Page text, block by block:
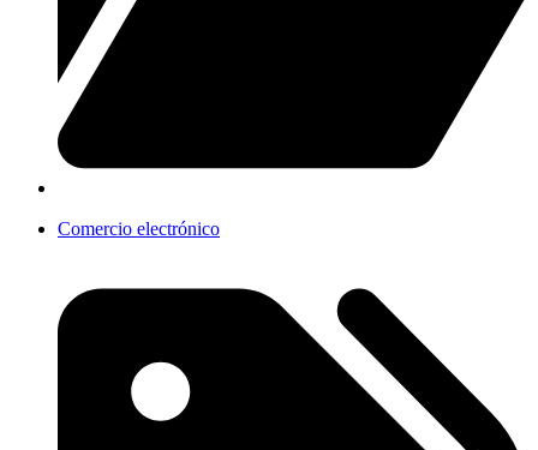
Comercio electrónico